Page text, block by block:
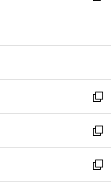
開
ン
ウ
で
開
く
ウ
ン
ド
ウ
で
開
く
新
し
い
ウ
ィ
ン
新
し
い
ウ
新
し